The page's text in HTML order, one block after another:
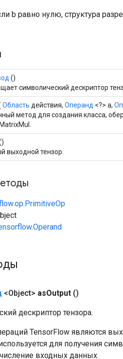
b равно нулю, структура
()
символический дескриптор
Область действия, Операнд <?> a,
метод для создания класса,
выходной тензор.
<Object> asOutput ()
дескриптор тензора.
TensorFlow являются
для получения
входных данных.